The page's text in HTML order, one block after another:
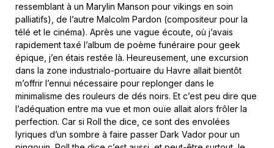
ressemblant à un Marylin Manson pour vikings en soin
palliatifs), de l’autre Malcolm Pardon (compositeur pour la
télé et le cinéma). Après une vague écoute, où j’avais
rapidement taxé l’album de poème funéraire pour geek
épique, j’en étais restée là. Heureusement, une excursion
dans la zone industrialo-portuaire du Havre allait bientôt
m’offrir l’ennui nécessaire pour replonger dans le
minimalisme des rouleurs de dés noirs. Et c’est peu dire que
l’adéquation entre ma vue et mon ouïe allait alors frôler la
perfection. Car si Roll the dice, ce sont des envolées
lyriques d’un sombre à faire passer Dark Vador pour un